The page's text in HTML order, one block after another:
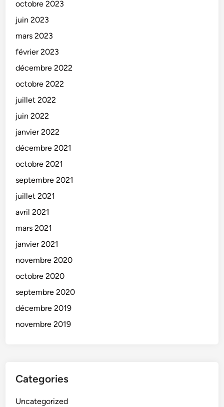
octobre 2023
juin 2023
mars 2023
février 2023
décembre 2022
octobre 2022
juillet 2022
juin 2022
janvier 2022
décembre 2021
octobre 2021
septembre 2021
juillet 2021
avril 2021
mars 2021
janvier 2021
novembre 2020
octobre 2020
septembre 2020
décembre 2019
novembre 2019
Categories
Uncategorized